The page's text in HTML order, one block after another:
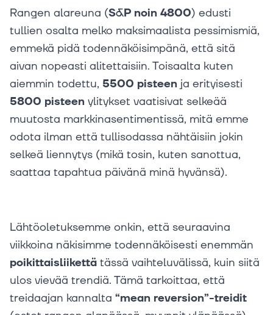
Rangen alareuna (S&P noin 4800) edusti
tullien osalta melko maksimaalista pessimismiä,
emmekä pidä todennäköisimpänä, että sitä
aivan nopeasti alitettaisiin. Toisaalta kuten
aiemmin todettu, 5500 pisteen ja erityisesti
5800 pisteen ylitykset vaatisivat selkeää
muutosta markkinasentimentissä, mitä emme
odota ilman että tullisodassa nähtäisiin jokin
selkeä liennytys (mikä tosin, kuten sanottua,
saattaa tapahtua päivänä minä hyvänsä).
Lähtöoletuksemme onkin, että seuraavina
viikkoina näkisimme todennäköisesti enemmän
poikittaisliikettä tässä vaihteluvälissä, kuin siitä
ulos vievää trendiä. Tämä tarkoittaa, että
treidaajan kannalta “mean reversion”-treidit